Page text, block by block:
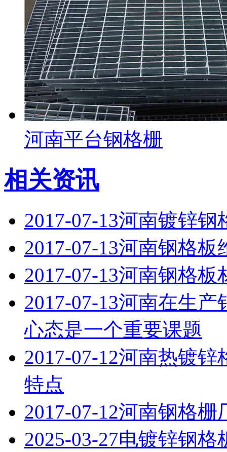
河南平台钢格栅
相关资讯
2017-07-13河南镀锌钢
2017-07-13河南钢格板
2017-07-13河南钢格板
2017-07-13河南在生产
心态是一个重要课题
2017-07-12河南热镀锌
特点
2017-07-12河南钢格栅
2025-03-27电镀锌钢格